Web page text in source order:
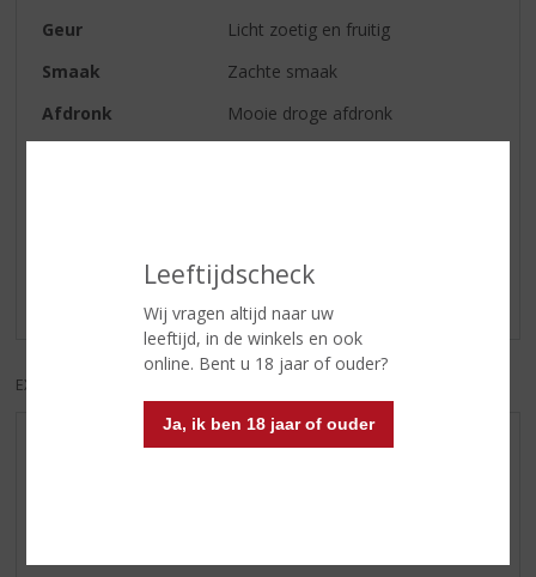
Leeftijdscheck
Wij vragen altijd naar uw
leeftijd, in de winkels en ook
online. Bent u 18 jaar of ouder?
Ja, ik ben 18 jaar of ouder
Geur
Licht zoetig en fruitig
Smaak
Zachte smaak
Afdronk
Mooie droge afdronk
Er zijn nog geen reviews geplaatst voor dit product
EXCL. BTW
AANBIEDINGEN